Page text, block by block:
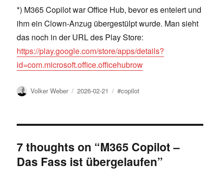
*) M365 Copilot war Office Hub, bevor es enteiert und
ihm ein Clown-Anzug übergestülpt wurde. Man sieht
das noch in der URL des Play Store:
https://play.google.com/store/apps/details?
id=com.microsoft.office.officehubrow
Author
Volker Weber
Posted
2026-02-21 Tags
#copilot
7 thoughts on “M365 Copilot –
Das Fass ist übergelaufen”